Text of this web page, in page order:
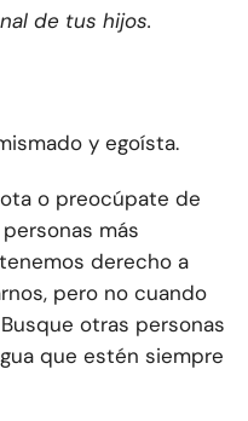
de tus hijos.
y egoísta.
o preocúpate de
más
derecho a
pero no cuando
otras personas
que estén siempre